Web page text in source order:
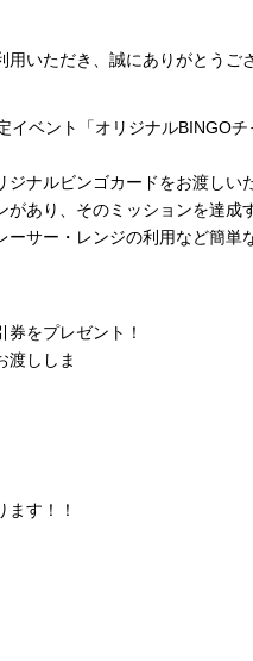
いただき、誠にありがとうご
ベント「オリジナルBINGOチ
ナルビンゴカードをお渡しい
があり、そのミッションを達成
ーサー・レンジの利用など簡単
をプレゼント！
渡ししま
全ライ
す！！